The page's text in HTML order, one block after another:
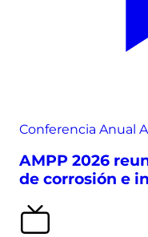
Conferencia Anual
AMPP 2026
de corrosión e